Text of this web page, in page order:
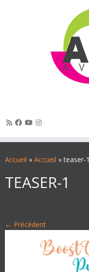
auAccueil » Accueil » teaser-1
TEASER-1
← Précédent